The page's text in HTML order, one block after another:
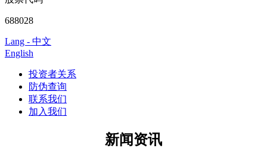
688028
Lang - 中文
English
投资者关系
防伪查询
联系我们
加入我们
新闻资讯